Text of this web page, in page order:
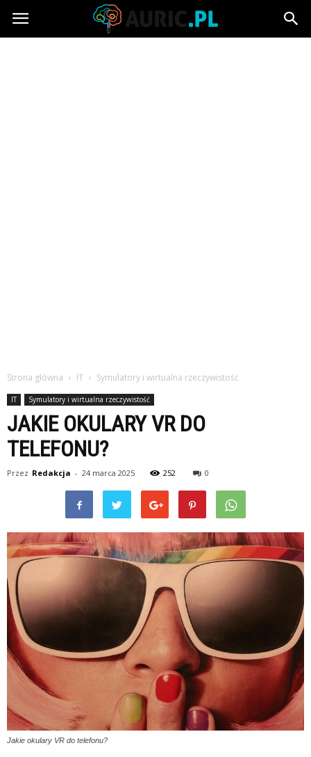
Auric.pl
Strona główna IT Symulatory i wirtualna rzeczywistość
IT Symulatory i wirtualna rzeczywistość
JAKIE OKULARY VR DO
TELEFONU?
Przez Redakcja - 24 marca 2025 252 0
Jakie okulary VR do telefonu?